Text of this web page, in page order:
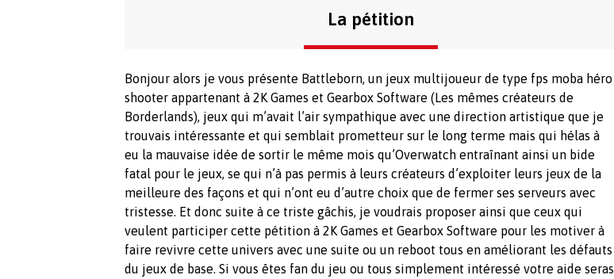
La pétition
Bonjour alors je vous présente Battleborn, un jeux multijoueur de type fps moba héro
shooter appartenant à 2K Games et Gearbox Software (Les mêmes créateurs de
Borderlands), jeux qui m’avait l’air sympathique avec une direction artistique que je
trouvais intéressante et qui semblait prometteur sur le long terme mais qui hélas à
eu la mauvaise idée de sortir le même mois qu’Overwatch entraînant ainsi un bide
fatal pour le jeux, se qui n’à pas permis à leurs créateurs d’exploiter leurs jeux de la
meilleure des façons et qui n’ont eu d’autre choix que de fermer ses serveurs avec
tristesse. Et donc suite à ce triste gâchis, je voudrais proposer ainsi que ceux qui
veulent participer cette pétition à 2K Games et Gearbox Software pour les motiver à
faire revivre cette univers avec une suite ou un reboot tous en améliorant les défauts
du jeux de base. Si vous êtes fan du jeu ou tous simplement intéressé votre aide seras